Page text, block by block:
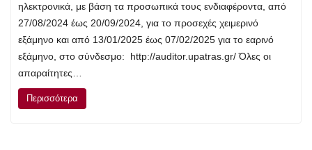
ηλεκτρονικά, με βάση τα προσωπικά τους ενδιαφέροντα, από
27/08/2024 έως 20/09/2024, για το προσεχές χειμερινό
εξάμηνο και από 13/01/2025 έως 07/02/2025 για το εαρινό
εξάμηνο, στο σύνδεσμο: http://auditor.upatras.gr/ Όλες οι
απαραίτητες…
Περισσότερα